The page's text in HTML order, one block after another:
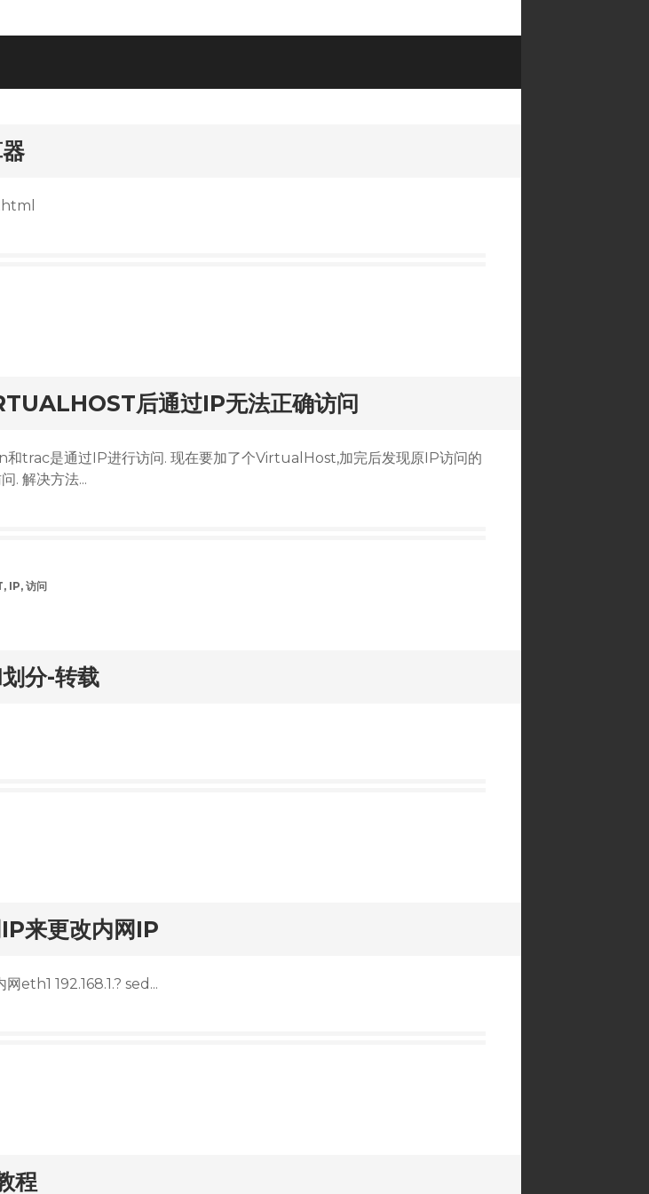
后通过IP无法正确访问
和trac是通过IP进行访问. 现在要加了个VirtualHost,加完后发现原IP访问的
. 解决方法...
, IP, 访问
分-转载
来更改内网IP
eth1 192.168.1.? sed...
程